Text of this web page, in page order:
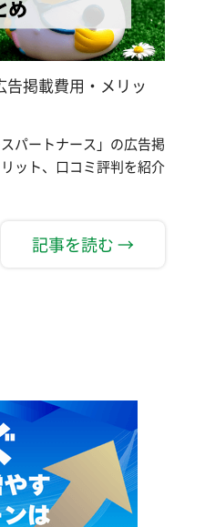
掲載費用・メリッ
パートナース」の広告掲
ット、口コミ評判を紹介
記事を読む →